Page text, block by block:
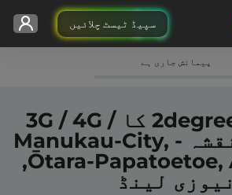
سپیڈ ٹیسٹ چلائیں
پیمائش جاری ہے
2degrees Mobile کا 3G / 4G /
5G کوریج نقشہ - Manukau-City,
Ōtara-Papatoetoe, Auckland,
نیوزی لینڈ